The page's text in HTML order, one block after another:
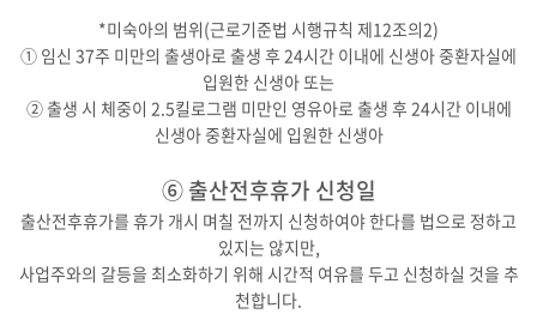
*미숙아의 범위(근로기준법 시행규칙 제12조의2)
① 임신 37주 미만의 출생아로 출생 후 24시간 이내에 신생아 중환자실에
입원한 신생아 또는
② 출생 시 체중이 2.5킬로그램 미만인 영유아로 출생 후 24시간 이내에
신생아 중환자실에 입원한 신생아
⑥ 출산전후휴가 신청일
출산전후휴가를 휴가 개시 며칠 전까지 신청하여야 한다를 법으로 정하고
있지는 않지만,
사업주와의 갈등을 최소화하기 위해 시간적 여유를 두고 신청하실 것을 추
천합니다.